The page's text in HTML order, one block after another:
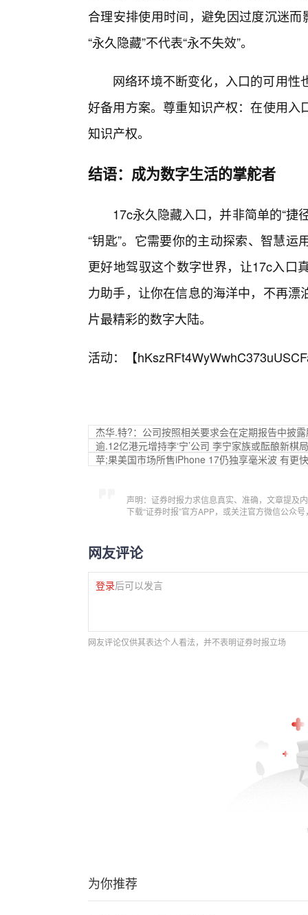
合理安排使用时间，避免因过度沉迷
“永久隐藏”不代表“永不失效”。
网络环境不断变化，入口的可用
好备用方案。尊重知识产权：在使用
知识产权。
结语：成为数字生活的掌舵者
17c永久隐藏入口，并非简单的“捷
“钥匙”。它需要你的主动探索、智慧
更好地驾驭这个数字世界，让17c入口
力助手，让你在信息的海洋中，不再
片最精彩的数字大陆。
活动：【
杰华.特?：公司按照相关要求会在定期报告中披
逾.12亿港元增持李‘宁’公司 李宁家族或酝酿新棋局
苹;果美国市场所售iPhone 17仍独享毫米波 有更
声明：证券时报力求信息真实、准确，文章提及
下载“证券时报”官方APP，或关注官方微信公众
网友评论
登录后可以发言
网友评论仅供其表达个人看法，并不表明证券时报立场
为你推荐